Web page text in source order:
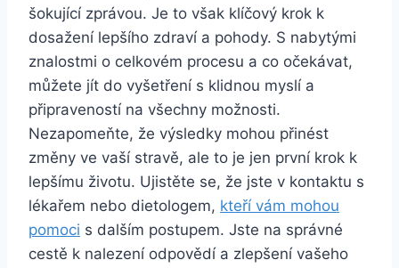
šokující zprávou. Je to ‍však ‌klíčový krok k
dosažení⁣ lepšího ⁢zdraví a ⁢pohody. S⁣ nabytými
znalostmi o ⁢celkovém procesu a ⁣co očekávat, ​
můžete jít do vyšetření s ⁢klidnou myslí a
připraveností na ​všechny možnosti.
Nezapomeňte, že⁢ výsledky mohou přinést
změny ⁤ve vaší stravě, ale to je jen první krok k
lepšímu životu. Ujistěte se, že⁢ jste‍ v kontaktu s
lékařem nebo dietologem, kteří vám mohou
pomoci s dalším postupem. ⁢Jste na správné
cestě k nalezení odpovědí a zlepšení vašeho